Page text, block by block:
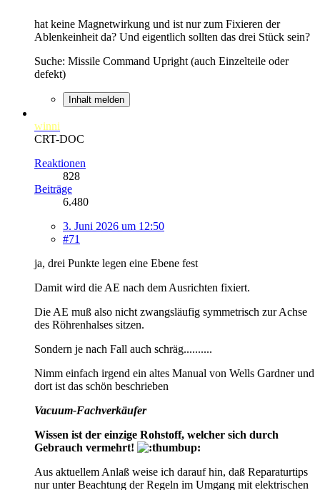
hat keine Magnetwirkung und ist nur zum Fixieren der
Ablenkeinheit da? Und eigentlich sollten das drei Stück sein?
Suche: Missile Command Upright (auch Einzelteile oder
defekt)
Inhalt melden
winni
CRT-DOC
Reaktionen
828
Beiträge
6.480
3. Juni 2026 um 12:50
#71
ja, drei Punkte legen eine Ebene fest
Damit wird die AE nach dem Ausrichten fixiert.
Die AE muß also nicht zwangsläufig symmetrisch zur Achse
des Röhrenhalses sitzen.
Sondern je nach Fall auch schräg..........
Nimm einfach irgend ein altes Manual von Wells Gardner und
dort ist das schön beschrieben
Vacuum-Fachverkäufer
Wissen ist der einzige Rohstoff, welcher sich durch
Gebrauch vermehrt!
Aus aktuellem Anlaß weise ich darauf hin, daß Reparaturtips
nur unter Beachtung der Regeln im Umgang mit elektrischen